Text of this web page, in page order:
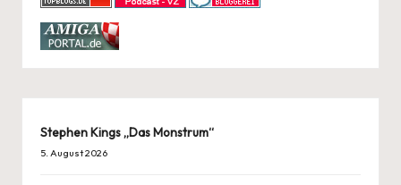
Stephen Kings „Das Monstrum“
5. August 2026